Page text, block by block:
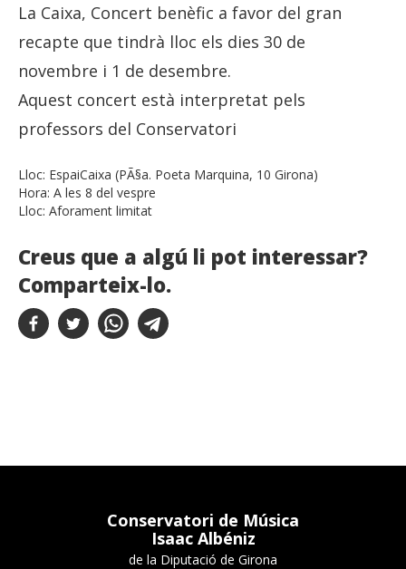
La Caixa, Concert benèfic a favor del gran
recapte que tindrà lloc els dies 30 de
novembre i 1 de desembre.
Aquest concert està interpretat pels
professors del Conservatori
Lloc: EspaiCaixa (PÃ§a. Poeta Marquina, 10 Girona)
Hora: A les 8 del vespre
Lloc: Aforament limitat
Creus que a algú li pot interessar?
Comparteix-lo.
Conservatori de Música
Isaac Albéniz
de la Diputació de Girona